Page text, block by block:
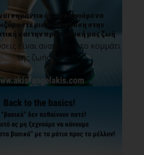
σημαντικό να μπορούμε να
μια σύγκρουση στην
και την προσωπική μας ζωή
είναι αναπόφευκτο κομμάτι
της ζωής [...]